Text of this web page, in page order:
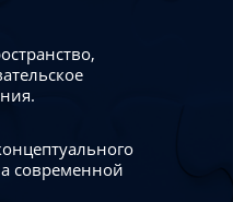
современной